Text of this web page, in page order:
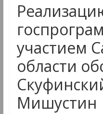
участием
области
Мишустин